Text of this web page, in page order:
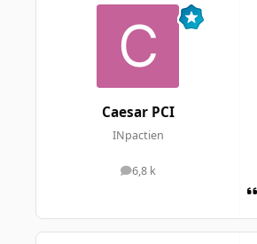
Caesar PCI
INpactien
6,8 k
messages